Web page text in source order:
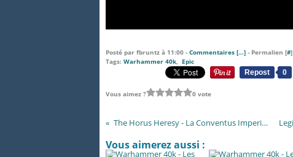
Posté par fbruntz à 11:00 - Commentaires […] - Permalien [#]
Tags: Warhammer 40k, Epic
Repost
0
Vous aimez ? 0 vote
The Horus Heresy - La Conventus Imperialis 2026, c'était bô !
Vous aimerez aussi :